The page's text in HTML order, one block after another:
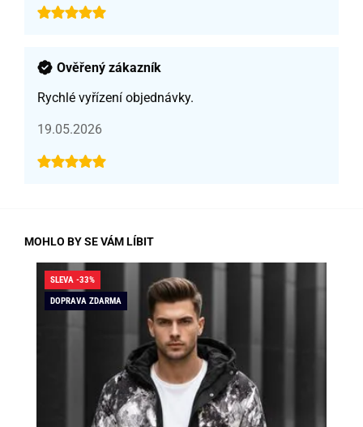
Ověřený zákazník
Rychlé vyřízení objednávky.
19.05.2026
MOHLO BY SE VÁM LÍBIT
SLEVA -33%
DOPRAVA ZDARMA